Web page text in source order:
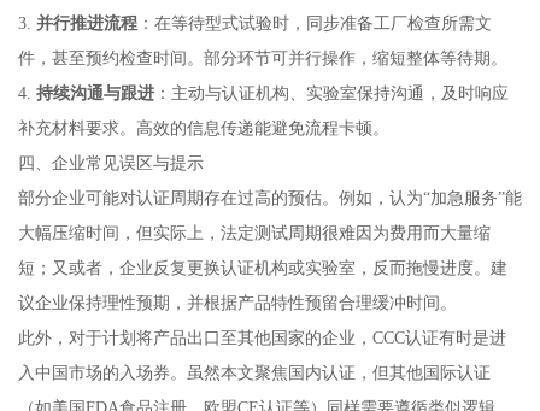
3. 并行推进流程：在等待型式试验时，同步准备工厂检查所需文
件，甚至预约检查时间。部分环节可并行操作，缩短整体等待期。
4. 持续沟通与跟进：主动与认证机构、实验室保持沟通，及时响应
补充材料要求。高效的信息传递能避免流程卡顿。
四、企业常见误区与提示
部分企业可能对认证周期存在过高的预估。例如，认为“加急服务”能
大幅压缩时间，但实际上，法定测试周期很难因为费用而大量缩
短；又或者，企业反复更换认证机构或实验室，反而拖慢进度。建
议企业保持理性预期，并根据产品特性预留合理缓冲时间。
此外，对于计划将产品出口至其他国家的企业，CCC认证有时是进
入中国市场的入场券。虽然本文聚焦国内认证，但其他国际认证